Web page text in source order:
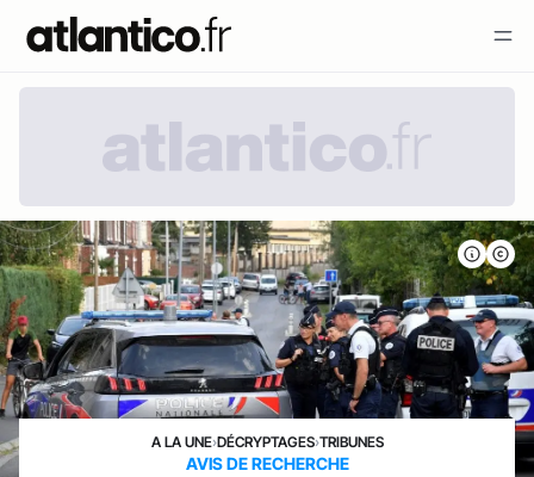
A LA UNE›DÉCRYPTAGES›TRIBUNES
AVIS DE RECHERCHE